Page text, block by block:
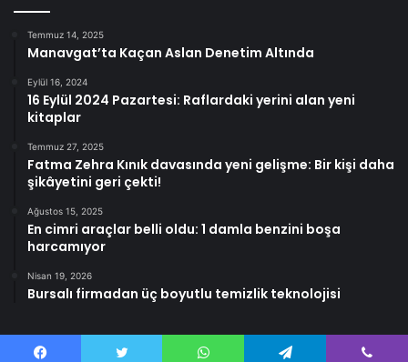
Temmuz 14, 2025
Manavgat’ta Kaçan Aslan Denetim Altında
Eylül 16, 2024
16 Eylül 2024 Pazartesi: Raflardaki yerini alan yeni
kitaplar
Temmuz 27, 2025
Fatma Zehra Kınık davasında yeni gelişme: Bir kişi daha
şikâyetini geri çekti!
Ağustos 15, 2025
En cimri araçlar belli oldu: 1 damla benzini boşa
harcamıyor
Nisan 19, 2026
Bursalı firmadan üç boyutlu temizlik teknolojisi